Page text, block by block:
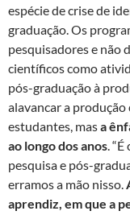
espécie de crise de
graduação. Os
pesquisadores e não
científicos como
pós-graduação à
alavancar a
estudantes, masa
ao longo dos anos.
pesquisa e pós-
erramos a mão nisso.
aprendiz, em que a